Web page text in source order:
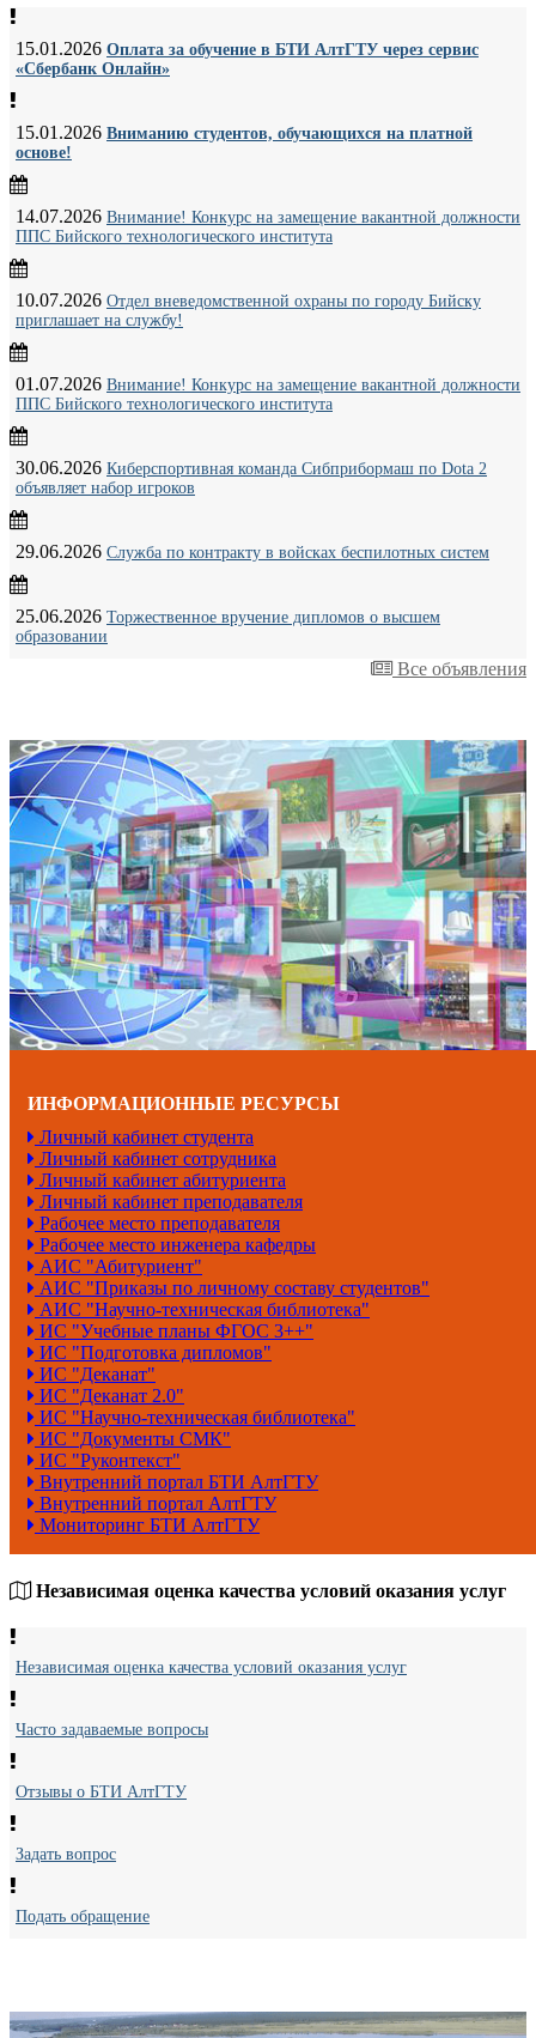
15.01.2026 Оплата за обучение в БТИ АлтГТУ через сервис
«Сбербанк Онлайн»
15.01.2026 Вниманию студентов, обучающихся на платной
основе!
14.07.2026 Внимание! Конкурс на замещение вакантной должности
ППС Бийского технологического института
10.07.2026 Отдел вневедомственной охраны по городу Бийску
приглашает на службу!
01.07.2026 Внимание! Конкурс на замещение вакантной должности
ППС Бийского технологического института
30.06.2026 Киберспортивная команда Сибприбормаш по Dota 2
объявляет набор игроков
29.06.2026 Служба по контракту в войсках беспилотных систем
25.06.2026 Торжественное вручение дипломов о высшем
образовании
Все объявления
ИНФОРМАЦИОННЫЕ РЕСУРСЫ
Личный кабинет студента
Личный кабинет сотрудника
Личный кабинет абитуриента
Личный кабинет преподавателя
Рабочее место преподавателя
Рабочее место инженера кафедры
АИС "Абитуриент"
АИС "Приказы по личному составу студентов"
АИС "Научно-техническая библиотека"
ИС "Учебные планы ФГОС 3++"
ИС "Подготовка дипломов"
ИС "Деканат"
ИС "Деканат 2.0"
ИС "Научно-техническая библиотека"
ИС "Документы СМК"
ИС "Руконтекст"
Внутренний портал БТИ АлтГТУ
Внутренний портал АлтГТУ
Мониторинг БТИ АлтГТУ
Независимая оценка качества условий оказания услуг
Независимая оценка качества условий оказания услуг
Часто задаваемые вопросы
Отзывы о БТИ АлтГТУ
Задать вопрос
Подать обращение